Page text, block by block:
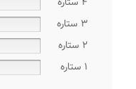
3 ستاره
2 ستاره
1 ستاره